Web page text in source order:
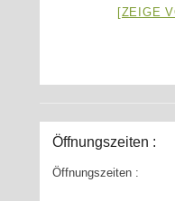
[ZEIGE
Öffnungszeiten :
Öffnungszeiten :